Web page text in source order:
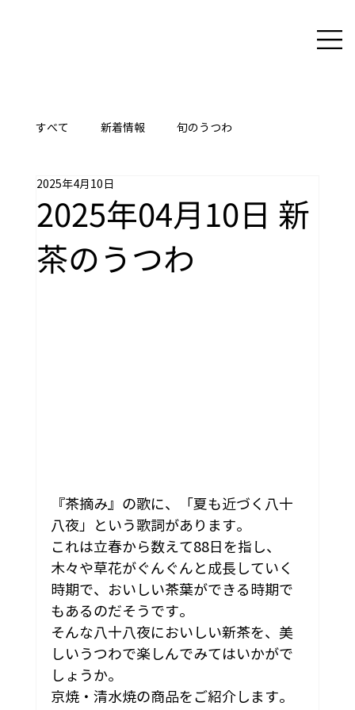
すべて 新着情報 旬のうつわ
ここに技あり
2025年04月10日 新
茶のうつわ
2025年4月10日
『茶摘み』の歌に、「夏も近づく八十
八夜」という歌詞があります。
これは立春から数えて88日を指し、
木々や草花がぐんぐんと成長していく
時期で、おいしい茶葉ができる時期で
もあるのだそうです。
そんな八十八夜においしい新茶を、美
しいうつわで楽しんでみてはいかがで
しょうか。
京焼・清水焼の商品をご紹介します。